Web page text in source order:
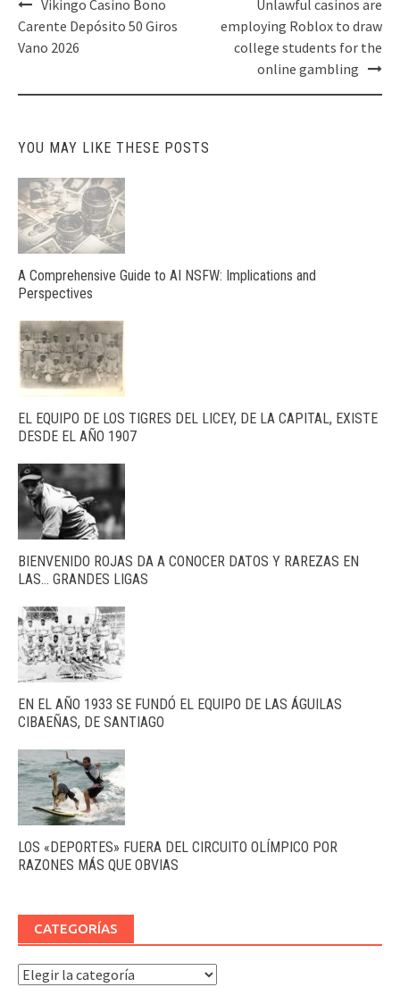
navigation
Vikingo Casino Bono
Carente Depósito 50 Giros
Vano 2026
Unlawful casinos are
employing Roblox to draw
college students for the
online gambling
YOU MAY LIKE THESE POSTS
A Comprehensive Guide to AI NSFW: Implications and
Perspectives
EL EQUIPO DE LOS TIGRES DEL LICEY, DE LA CAPITAL, EXISTE
DESDE EL AÑO 1907
BIENVENIDO ROJAS DA A CONOCER DATOS Y RAREZAS EN
LAS… GRANDES LIGAS
EN EL AÑO 1933 SE FUNDÓ EL EQUIPO DE LAS ÁGUILAS
CIBAEÑAS, DE SANTIAGO
LOS «DEPORTES» FUERA DEL CIRCUITO OLÍMPICO POR
RAZONES MÁS QUE OBVIAS
CATEGORÍAS
Categorías